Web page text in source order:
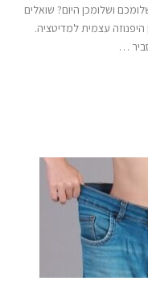
ושלומכן היום? שואלים
עצמית למדיטציה.
…